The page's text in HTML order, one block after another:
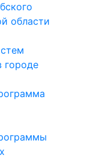
области
городе